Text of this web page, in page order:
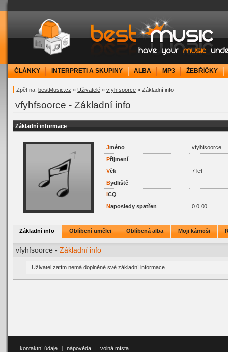
bestMusic.cz - Have your music under
ČLÁNKY INTERPRETI A SKUPINY ALBA MP3 ŽEBŘÍČKY
Zpět na: bestMusic.cz » Uživatelé » vfyhfsoorce » Základní info
vfyhfsoorce - Základní info
Základní informace
Jméno
vfyhfsoorce
Přijmení
Věk
7 let
Bydliště
ICQ
Naposledy spatřen 0.0.00
Základní info Oblíbení umělci Oblíbená alba Moji kámoši
vfyhfsoorce - Základní info
Uživatel zatím nemá doplněné své základní informace.
kontaktní údaje | nápověda | volná místa